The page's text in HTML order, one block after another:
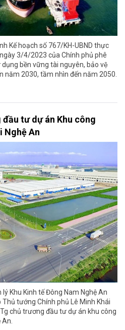
Kế hoạch số 767/KH-UBND thực
3/4/2023 của Chính phủ phê
bền vững tài nguyên, bảo vệ
năm 2030, tầm nhìn đến năm 2050.
tư dự án Khu công
Nghệ An
Khu Kinh tế Đông Nam Nghệ An
Thủ tướng Chính phủ Lê Minh Khái
chủ trương đầu tư dự án khu công